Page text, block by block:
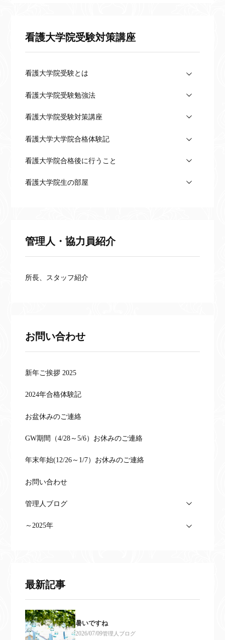
看護大学院受験対策講座
看護大学院受験とは
看護大学院受験勉強法
看護大学院受験対策講座
看護大学大学院合格体験記
看護大学院合格後に行うこと
看護大学院生の部屋
管理人・協力員紹介
所長、スタッフ紹介
お問い合わせ
新年ご挨拶 2025
2024年合格体験記
お盆休みのご連絡
GW期間（4/28～5/6）お休みのご連絡
年末年始(12/26～1/7）お休みのご連絡
お問い合わせ
管理人ブログ
～2025年
最新記事
暑いですね
2026/07/09管理人ブログ